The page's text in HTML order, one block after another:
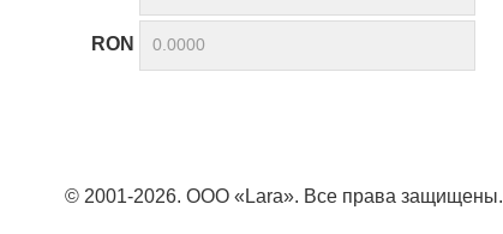
RON
© 2001-2026. ООО «Lara». Все права защищены.